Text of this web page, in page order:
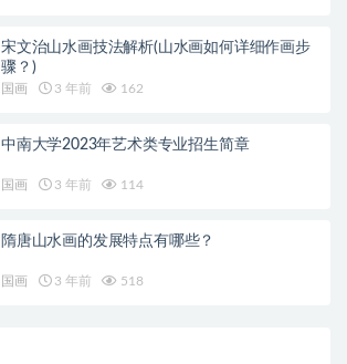
宋文治山水画技法解析(山水画如何详细作画步
骤？)
国画 3 年前 162
中南大学2023年艺术类专业招生简章
国画 3 年前 114
隋唐山水画的发展特点有哪些？
国画 3 年前 518